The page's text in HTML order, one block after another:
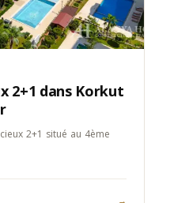
2+1 dans Korkut
2+1 situé au 4ème
→